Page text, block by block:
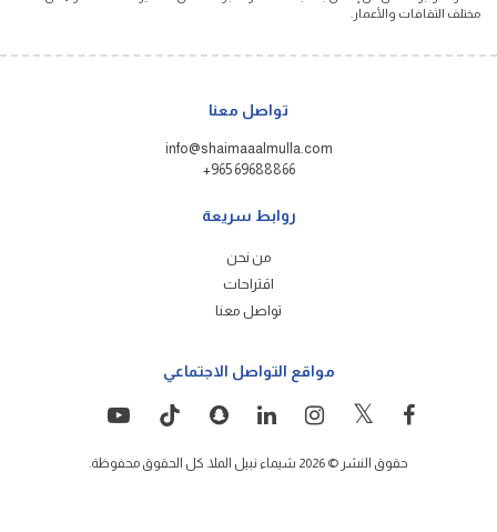
مختلف الثقافات والأعمار.
تواصل معنا
info@shaimaaalmulla.com
+965 69688866
روابط سريعة
من نحن
اقتراحات
تواصل معنا
مواقع التواصل الاجتماعي
حقوق النشر © 2026 شيماء نبيل الملا. كل الحقوق محفوظة.